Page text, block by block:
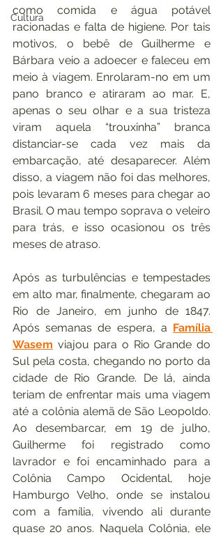
Cultura
como comida e água potável
racionadas e falta de higiene. Por tais
motivos, o bebê de Guilherme e
Bárbara veio a adoecer e faleceu em
meio à viagem. Enrolaram-no em um
pano branco e atiraram ao mar. E,
apenas o seu olhar e a sua tristeza
viram aquela “trouxinha” branca
distanciar-se cada vez mais da
embarcação, até desaparecer. Além
disso, a viagem não foi das melhores,
pois levaram 6 meses para chegar ao
Brasil. O mau tempo soprava o veleiro
para trás, e isso ocasionou os três
meses de atraso.
Após as turbulências e tempestades
em alto mar, finalmente, chegaram ao
Rio de Janeiro, em junho de 1847.
Após semanas de espera, a Família
Wasem viajou para o Rio Grande do
Sul pela costa, chegando no porto da
cidade de Rio Grande. De lá, ainda
teriam de enfrentar mais uma viagem
até a colônia alemã de São Leopoldo.
Ao desembarcar, em 19 de julho,
Guilherme foi registrado como
lavrador e foi encaminhado para a
Colônia Campo Ocidental, hoje
Hamburgo Velho, onde se instalou
com a família, vivendo ali durante
quase 20 anos. Naquela Colônia, ele